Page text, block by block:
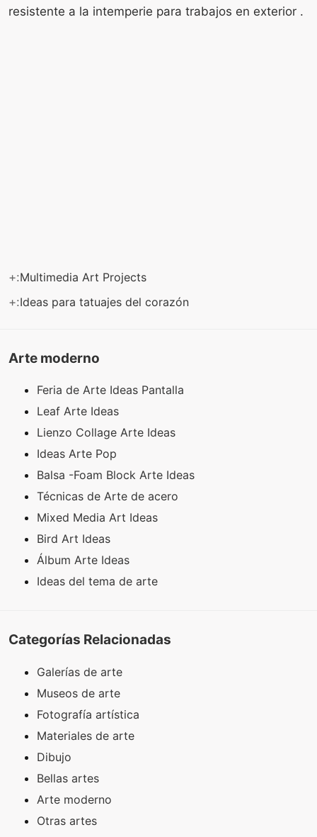
resistente a la intemperie para trabajos en exterior .
+:Multimedia Art Projects
+:Ideas para tatuajes del corazón
Arte moderno
Feria de Arte Ideas Pantalla
Leaf Arte Ideas
Lienzo Collage Arte Ideas
Ideas Arte Pop
Balsa -Foam Block Arte Ideas
Técnicas de Arte de acero
Mixed Media Art Ideas
Bird Art Ideas
Álbum Arte Ideas
Ideas del tema de arte
Categorías Relacionadas
Galerías de arte
Museos de arte
Fotografía artística
Materiales de arte
Dibujo
Bellas artes
Arte moderno
Otras artes